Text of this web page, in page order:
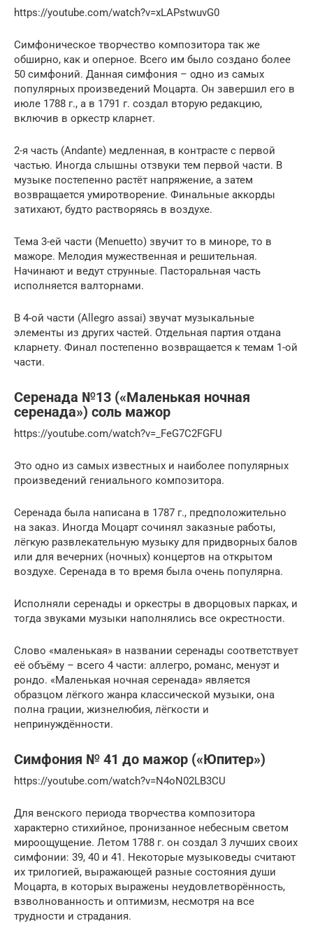
https://youtube.com/watch?v=xLAPstwuvG0
Симфоническое творчество композитора так же
обширно, как и оперное. Всего им было создано более
50 симфоний. Данная симфония – одно из самых
популярных произведений Моцарта. Он завершил его в
июле 1788 г., а в 1791 г. создал вторую редакцию,
включив в оркестр кларнет.
2-я часть (Andante) медленная, в контрасте с первой
частью. Иногда слышны отзвуки тем первой части. В
музыке постепенно растёт напряжение, а затем
возвращается умиротворение. Финальные аккорды
затихают, будто растворяясь в воздухе.
Тема 3-ей части (Menuetto) звучит то в миноре, то в
мажоре. Мелодия мужественная и решительная.
Начинают и ведут струнные. Пасторальная часть
исполняется валторнами.
В 4-ой части (Allegro assai) звучат музыкальные
элементы из других частей. Отдельная партия отдана
кларнету. Финал постепенно возвращается к темам 1-ой
части.
Серенада №13 («Маленькая ночная
серенада») соль мажор
https://youtube.com/watch?v=_FeG7C2FGFU
Это одно из самых известных и наиболее популярных
произведений гениального композитора.
Серенада была написана в 1787 г., предположительно
на заказ. Иногда Моцарт сочинял заказные работы,
лёгкую развлекательную музыку для придворных балов
или для вечерних (ночных) концертов на открытом
воздухе. Серенада в то время была очень популярна.
Исполняли серенады и оркестры в дворцовых парках, и
тогда звуками музыки наполнялись все окрестности.
Слово «маленькая» в названии серенады соответствует
её объёму – всего 4 части: аллегро, романс, менуэт и
рондо. «Маленькая ночная серенада» является
образцом лёгкого жанра классической музыки, она
полна грации, жизнелюбия, лёгкости и
непринуждённости.
Симфония № 41 до мажор («Юпитер»)
https://youtube.com/watch?v=N4oN02LB3CU
Для венского периода творчества композитора
характерно стихийное, пронизанное небесным светом
мироощущение. Летом 1788 г. он создал 3 лучших своих
симфонии: 39, 40 и 41. Некоторые музыковеды считают
их трилогией, выражающей разные состояния души
Моцарта, в которых выражены неудовлетворённость,
взволнованность и оптимизм, несмотря на все
трудности и страдания.